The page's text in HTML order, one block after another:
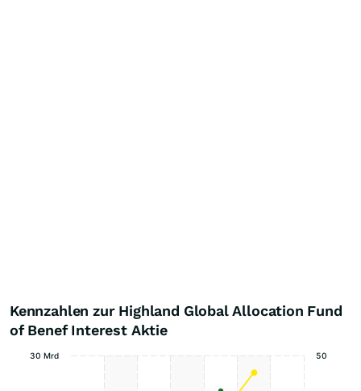
Kennzahlen zur Highland Global Allocation Fund
of Benef Interest Aktie
30 Mrd 50